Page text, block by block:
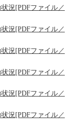
況[PDFファイル／
況[PDFファイル／
況[PDFファイル／
況[PDFファイル／
況[PDFファイル／
況[PDFファイル／